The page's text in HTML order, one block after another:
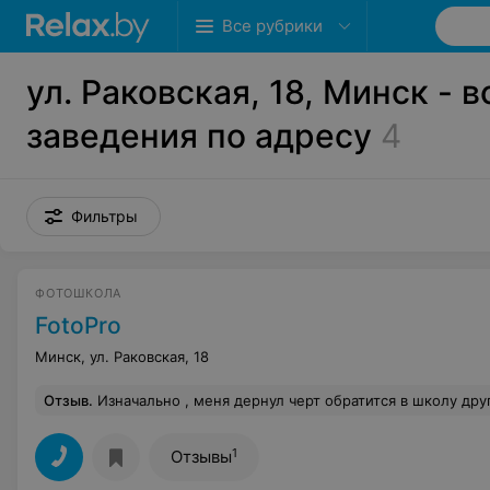
Все рубрики
ул. Раковская, 18, Минск -
заведения по адресу 4
Фильтры
ФОТОШКОЛА
FotoPro
Минск, ул. Раковская, 18
Отзыв. Изначально , меня дернул черт обратится в школу другую школу.. ее реклама повсюду ..сделав один звонок , они просто меня не оставляли в покое , названивали , настаивали -хотя по телефону я им чётко дала понять, что не хочу заниматься в большой группе , мне интересны индивидуальные занятия.. и решение было принято в пользу ФотоПро !! Ни секунды не пожалела , что пошла по наитию ! Ребята действительно любят свою работу, помогают , объясняют, дают пользоваться оптикой бесплатно, внимательны к
Отзывы1